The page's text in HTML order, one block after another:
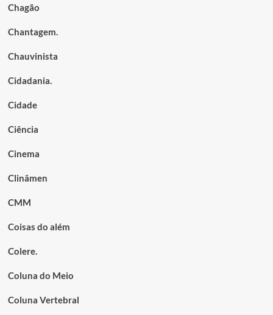
Chagão
Chantagem.
Chauvinista
Cidadania.
Cidade
Ciência
Cinema
Clinâmen
CMM
Coisas do além
Colere.
Coluna do Meio
Coluna Vertebral